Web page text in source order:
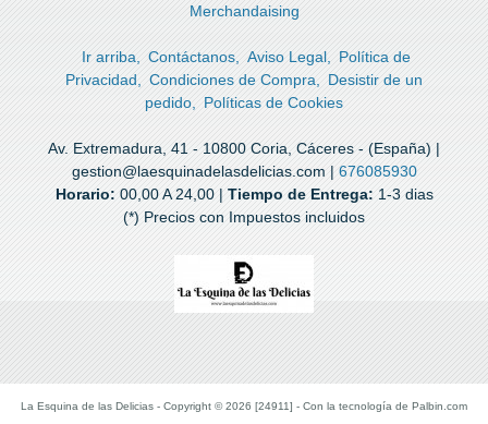
Merchandaising
Ir arriba Contáctanos Aviso Legal
Política de
Privacidad
Condiciones de Compra
Desistir de un
pedido
Políticas de Cookies
Av. Extremadura, 41 - 10800 Coria, Cáceres - (España) |
gestion@laesquinadelasdelicias.com | 676085930
Horario: 00,00 A 24,00 | Tiempo de Entrega: 1-3 dias
(*) Precios con Impuestos incluidos
La Esquina de las Delicias - Copyright © 2026 [24911] - Con la tecnología de Palbin.com